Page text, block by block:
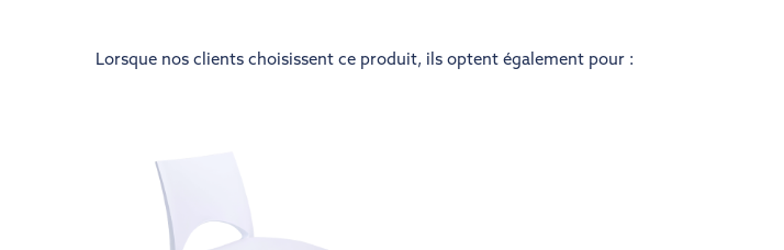
Lorsque nos clients choisissent ce produit, ils optent également pour :